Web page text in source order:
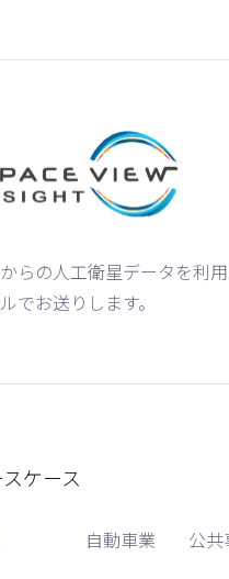
らの人工衛星データを利
でお送りします。
ケース
自動車業
公共